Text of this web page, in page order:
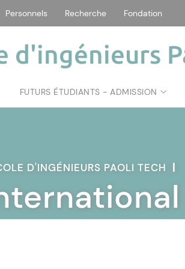
Personnels Recherche Fondation
d'ingénieurs
FUTURS ÉTUDIANTS - ADMISSION
D'INGÉNIEURS PAOLI TECH |